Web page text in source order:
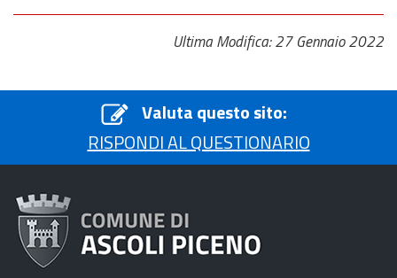
Ultima Modifica: 27 Gennaio 2022
Valuta questo sito:
RISPONDI AL QUESTIONARIO